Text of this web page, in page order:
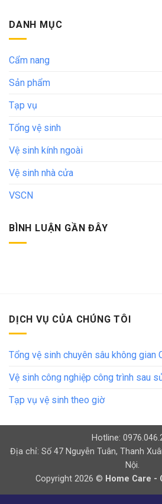
DANH MỤC
Cẩm nang
Sản phẩm
Tạp vụ
Tổng vệ sinh
Vệ sinh kính ngoài
Vệ sinh nhà cửa
VSCN
BÌNH LUẬN GẦN ĐÂY
DỊCH VỤ CỦA CHÚNG TÔI
Tổng vệ sinh chuyên sâu không gian
Vệ sinh công nghiệp công trình sau
Tạp vụ vệ sinh theo giờ
Hotline:
Địa chỉ: Số 47 Nguyễn Tuân, Thanh
Nội.
Copyright 2026 © Home Care -